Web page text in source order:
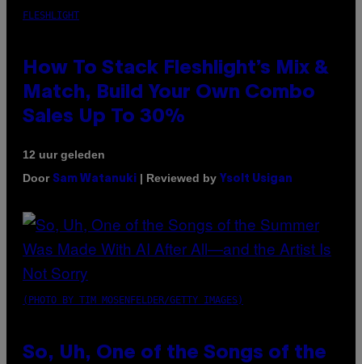
FLESHLIGHT
How To Stack Fleshlight’s Mix &
Match, Build Your Own Combo
Sales Up To 30%
12 uur geleden
Door Sam Watanuki | Reviewed by Ysolt Usigan
(PHOTO BY TIM MOSENFELDER/GETTY IMAGES)
So, Uh, One of the Songs of the